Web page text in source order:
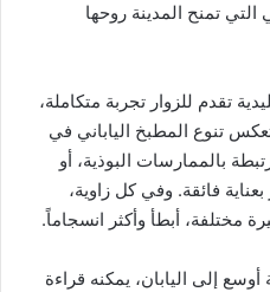
تمنح المدينة روحها
تقدم للزوار تجربة متكاملة،
تنوع المطبخ الياباني في
بالممارسات البوذية، أو
فائقة. وفي كل زاوية،
مختلفة، أبطأ وأكثر انسجاماً.
إلى اليابان، يمكنه قراءة